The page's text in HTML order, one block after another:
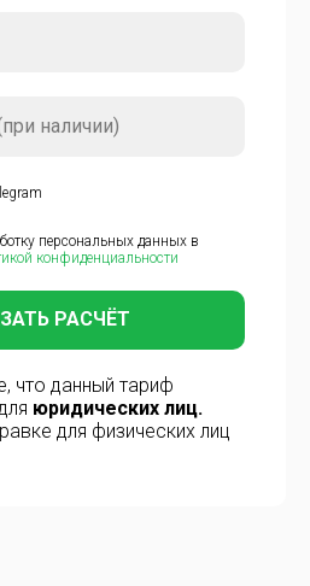
персональных данных в
конфиденциальности
РАСЧЁТ
что данный тариф
юридических лиц.
для физических лиц